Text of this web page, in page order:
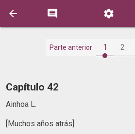
  
Parte anterior 1 2
Capítulo 42
Ainhoa L.
[Muchos años atrás]